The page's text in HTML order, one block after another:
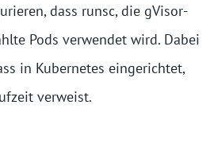
dass runsc, die gVisor-
Pods verwendet wird. Dabei
in Kubernetes eingerichtet,
verweist.